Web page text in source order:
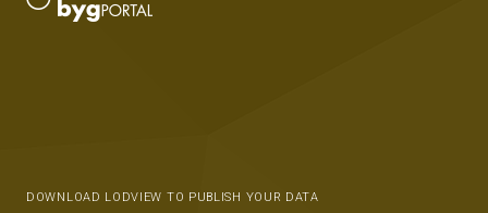
DOWNLOAD LODVIEW TO PUBLISH YOUR DATA